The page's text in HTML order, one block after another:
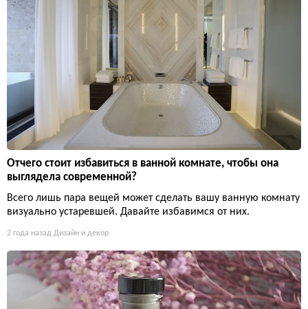
Отчего стоит избавиться в ванной комнате, чтобы она
выглядела современной?
Всего лишь пара вещей может сделать вашу ванную комнату
визуально устаревшей. Давайте избавимся от них.
2 года назад Дизайн и декор